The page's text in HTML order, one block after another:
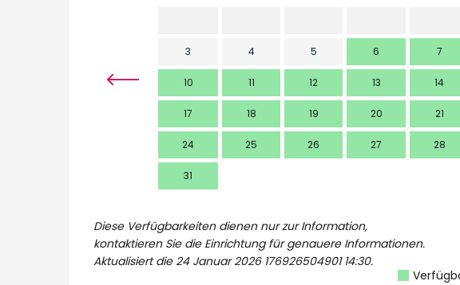
3 4 5 6 7
10 11 12 13 14
17 18 19 20 21
24 25 26 27 28
31
Diese Verfügbarkeiten dienen nur zur Information,
kontaktieren Sie die Einrichtung für genauere Informationen.
Aktualisiert die24 Januar 2026 176926504901 14:30.